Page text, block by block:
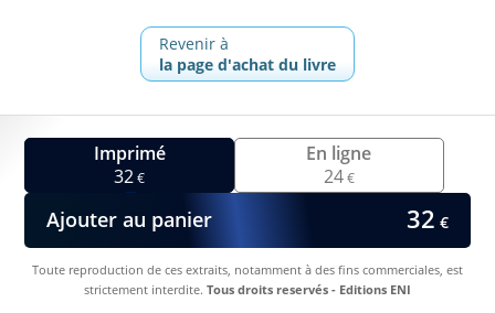
Revenir à
la page d'achat du livre
Imprimé
32€
En ligne
24€
Ajouter au panier 32 €
Toute reproduction de ces extraits, notamment à des fins commerciales, est
strictement interdite. Tous droits reservés - Editions ENI